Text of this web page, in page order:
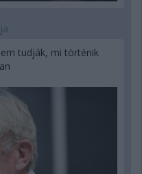
tudják, mi történik